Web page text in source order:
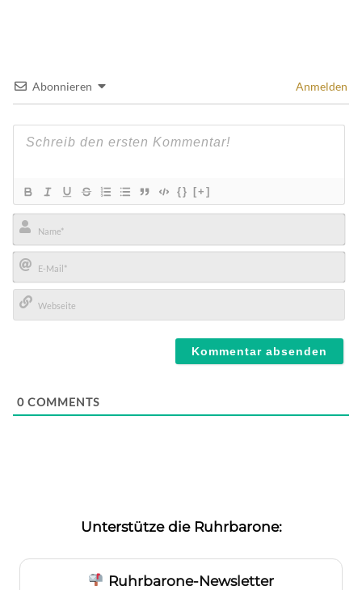
Abonnieren Anmelden
{} [+]
Name*
E-
Mail*
0 COMMENTS
Unterstütze die Ruhrbarone:
Ruhrbarone-Newsletter